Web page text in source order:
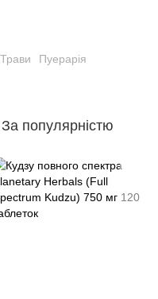
Трави Пуерарія
За популярністю